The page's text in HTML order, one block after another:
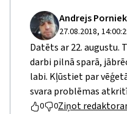
Andrejs
27.08.2018,
Datēts ar 22. augustu.
darbi pilnā sparā,
labi. Kļūstiet par
svara problēmas
0 0Ziņot